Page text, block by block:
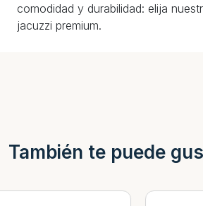
comodidad y durabilidad: elija
jacuzzi premium.
También te puede